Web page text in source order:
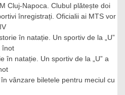
Cluj-Napoca. Clubul plătește doi
înregistrați. Oficialii ai MTS vor
în natație. Un sportiv de la „U”
înot
în natație. Un sportiv de la „U” a
în vânzare biletele pentru meciul cu